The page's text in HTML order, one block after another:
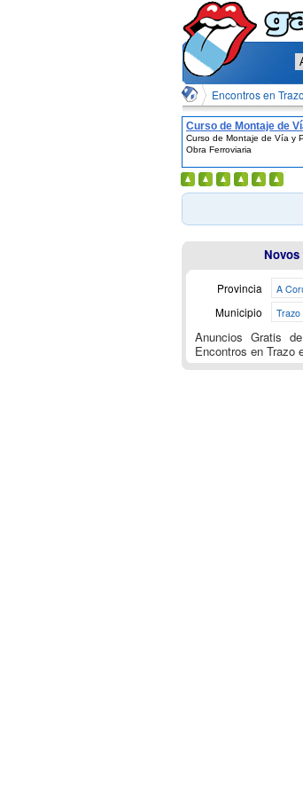
Encontros en
Curso de Montaje de
de una Obra
Curso de Montaje de Vía y
Obra Ferroviaria
Provincia A
Municipio Trazo
Anuncios Gratis
Encontros en Trazo